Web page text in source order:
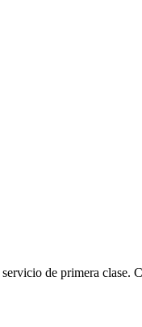
de primera clase.